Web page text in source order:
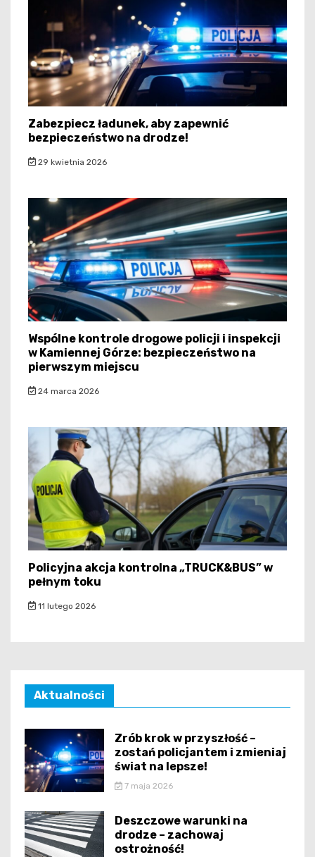
Zabezpiecz ładunek, aby zapewnić
bezpieczeństwo na drodze!
29 kwietnia 2026
Wspólne kontrole drogowe policji i inspekcji
w Kamiennej Górze: bezpieczeństwo na
pierwszym miejscu
24 marca 2026
Policyjna akcja kontrolna „TRUCK&BUS” w
pełnym toku
11 lutego 2026
Aktualności
Zrób krok w przyszłość –
zostań policjantem i zmieniaj
świat na lepsze!
7 maja 2026
Deszczowe warunki na
drodze – zachowaj
ostrożność!